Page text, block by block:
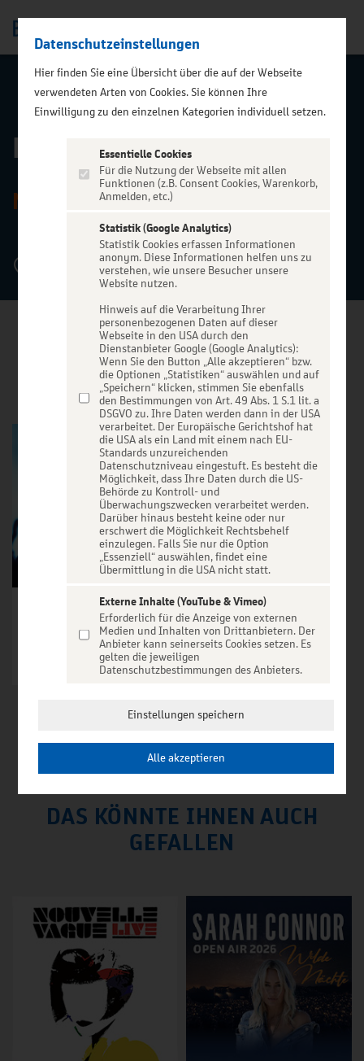
ZURÜCK ZUR STARTSEITE
Feierwerk
MÜNCHEN
Hansastraße 39, 81373 München
VERANSTALTUNGEN
Katzenclub Festival
Tickets ab € 47,25
DAS KÖNNTE IHNEN AUCH
GEFALLEN
Datenschutzeinstellungen
Hier finden Sie eine Übersicht über die auf der Webseite
verwendeten Arten von Cookies. Sie können Ihre
Einwilligung zu den einzelnen Kategorien individuell setzen.
Essentielle Cookies
Für die Nutzung der Webseite mit allen
Funktionen (z.B. Consent Cookies, Warenkorb,
Anmelden, etc.)
Statistik (Google Analytics)
Statistik Cookies erfassen Informationen
anonym. Diese Informationen helfen uns zu
verstehen, wie unsere Besucher unsere
Website nutzen.
Hinweis auf die Verarbeitung Ihrer
personenbezogenen Daten auf dieser
Webseite in den USA durch den
Dienstanbieter Google (Google Analytics):
Wenn Sie den Button „Alle akzeptieren“ bzw.
die Optionen „Statistiken“ auswählen und auf
„Speichern“ klicken, stimmen Sie ebenfalls
den Bestimmungen von Art. 49 Abs. 1 S.1 lit. a
DSGVO zu. Ihre Daten werden dann in der USA
verarbeitet. Der Europäische Gerichtshof hat
die USA als ein Land mit einem nach EU-
Standards unzureichenden
Datenschutzniveau eingestuft. Es besteht die
Möglichkeit, dass Ihre Daten durch die US-
Behörde zu Kontroll- und
Überwachungszwecken verarbeitet werden.
Darüber hinaus besteht keine oder nur
erschwert die Möglichkeit Rechtsbehelf
einzulegen. Falls Sie nur die Option
„Essenziell“ auswählen, findet eine
Übermittlung in die USA nicht statt.
Externe Inhalte (YouTube & Vimeo)
Erforderlich für die Anzeige von externen
Medien und Inhalten von Drittanbietern. Der
Anbieter kann seinerseits Cookies setzen. Es
gelten die jeweiligen
Datenschutzbestimmungen des Anbieters.
Einstellungen speichern
Alle akzeptieren